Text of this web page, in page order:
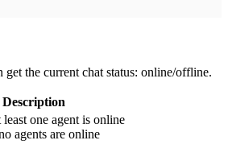
the current chat status: online/offline.
Description
least one agent is online
agents are online